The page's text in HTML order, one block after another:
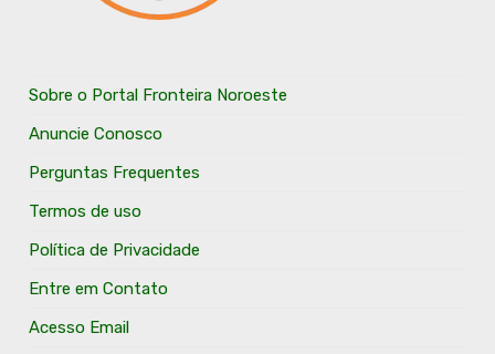
Sobre o Portal Fronteira Noroeste
Anuncie Conosco
Perguntas Frequentes
Termos de uso
Política de Privacidade
Entre em Contato
Acesso Email